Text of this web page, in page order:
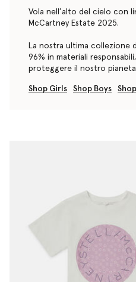
Vola nell’alto del cielo con
McCartney Estate 2025.
La nostra ultima collezione
96% in materiali
proteggere il nostro pianeta
Shop Girls Shop Boys